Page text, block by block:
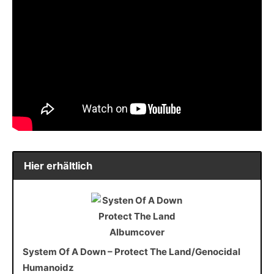
Hier erhältlich
System Of A Down – Protect The Land/Genocidal
Humanoidz